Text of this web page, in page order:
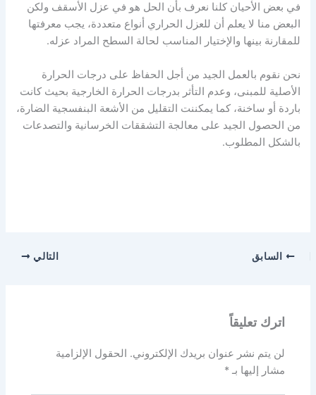
في بعض الأحيان كلنا نعرف بأن الحل هو في عزل الأسقف ولكن
البعض منا لا يعلم أن للعزل الحراري أنواع متعددة، يجب معرفتها
للمقارنة بينها والإختيار المناسب لحالة السطح المراد عزله.
نحن نقوم بالعمل الجيد من أجل الحفاظ على درجات الحرارة
الأصلية للمبنى، وعدم التأثر بدرجات الحرارة الخارجية بحيث كانت
باردة أو ساخنة، كما يمكننت التقليل من الأشعة البنفسجية الضارة،
من الحصول الجيد على معالجة التشققات الخرسانية والتصدعات
بالشكل المطلوب.
السابق التالي
اترك تعليقاً
لن يتم نشر عنوان بريدك الإلكتروني. الحقول الإلزامية
مشار إليها بـ*